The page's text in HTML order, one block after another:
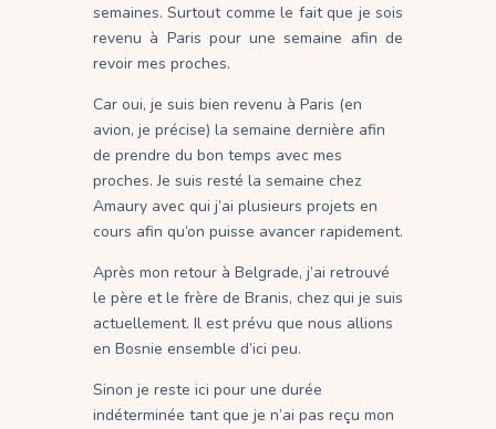
semaines. Surtout comme le fait que je sois
revenu à Paris pour une semaine afin de
revoir mes proches.
Car oui, je suis bien revenu à Paris (en
avion, je précise) la semaine dernière afin
de prendre du bon temps avec mes
proches. Je suis resté la semaine chez
Amaury avec qui j’ai plusieurs projets en
cours afin qu’on puisse avancer rapidement.
Après mon retour à Belgrade, j’ai retrouvé
le père et le frère de Branis, chez qui je suis
actuellement. Il est prévu que nous allions
en Bosnie ensemble d’ici peu.
Sinon je reste ici pour une durée
indéterminée tant que je n’ai pas reçu mon